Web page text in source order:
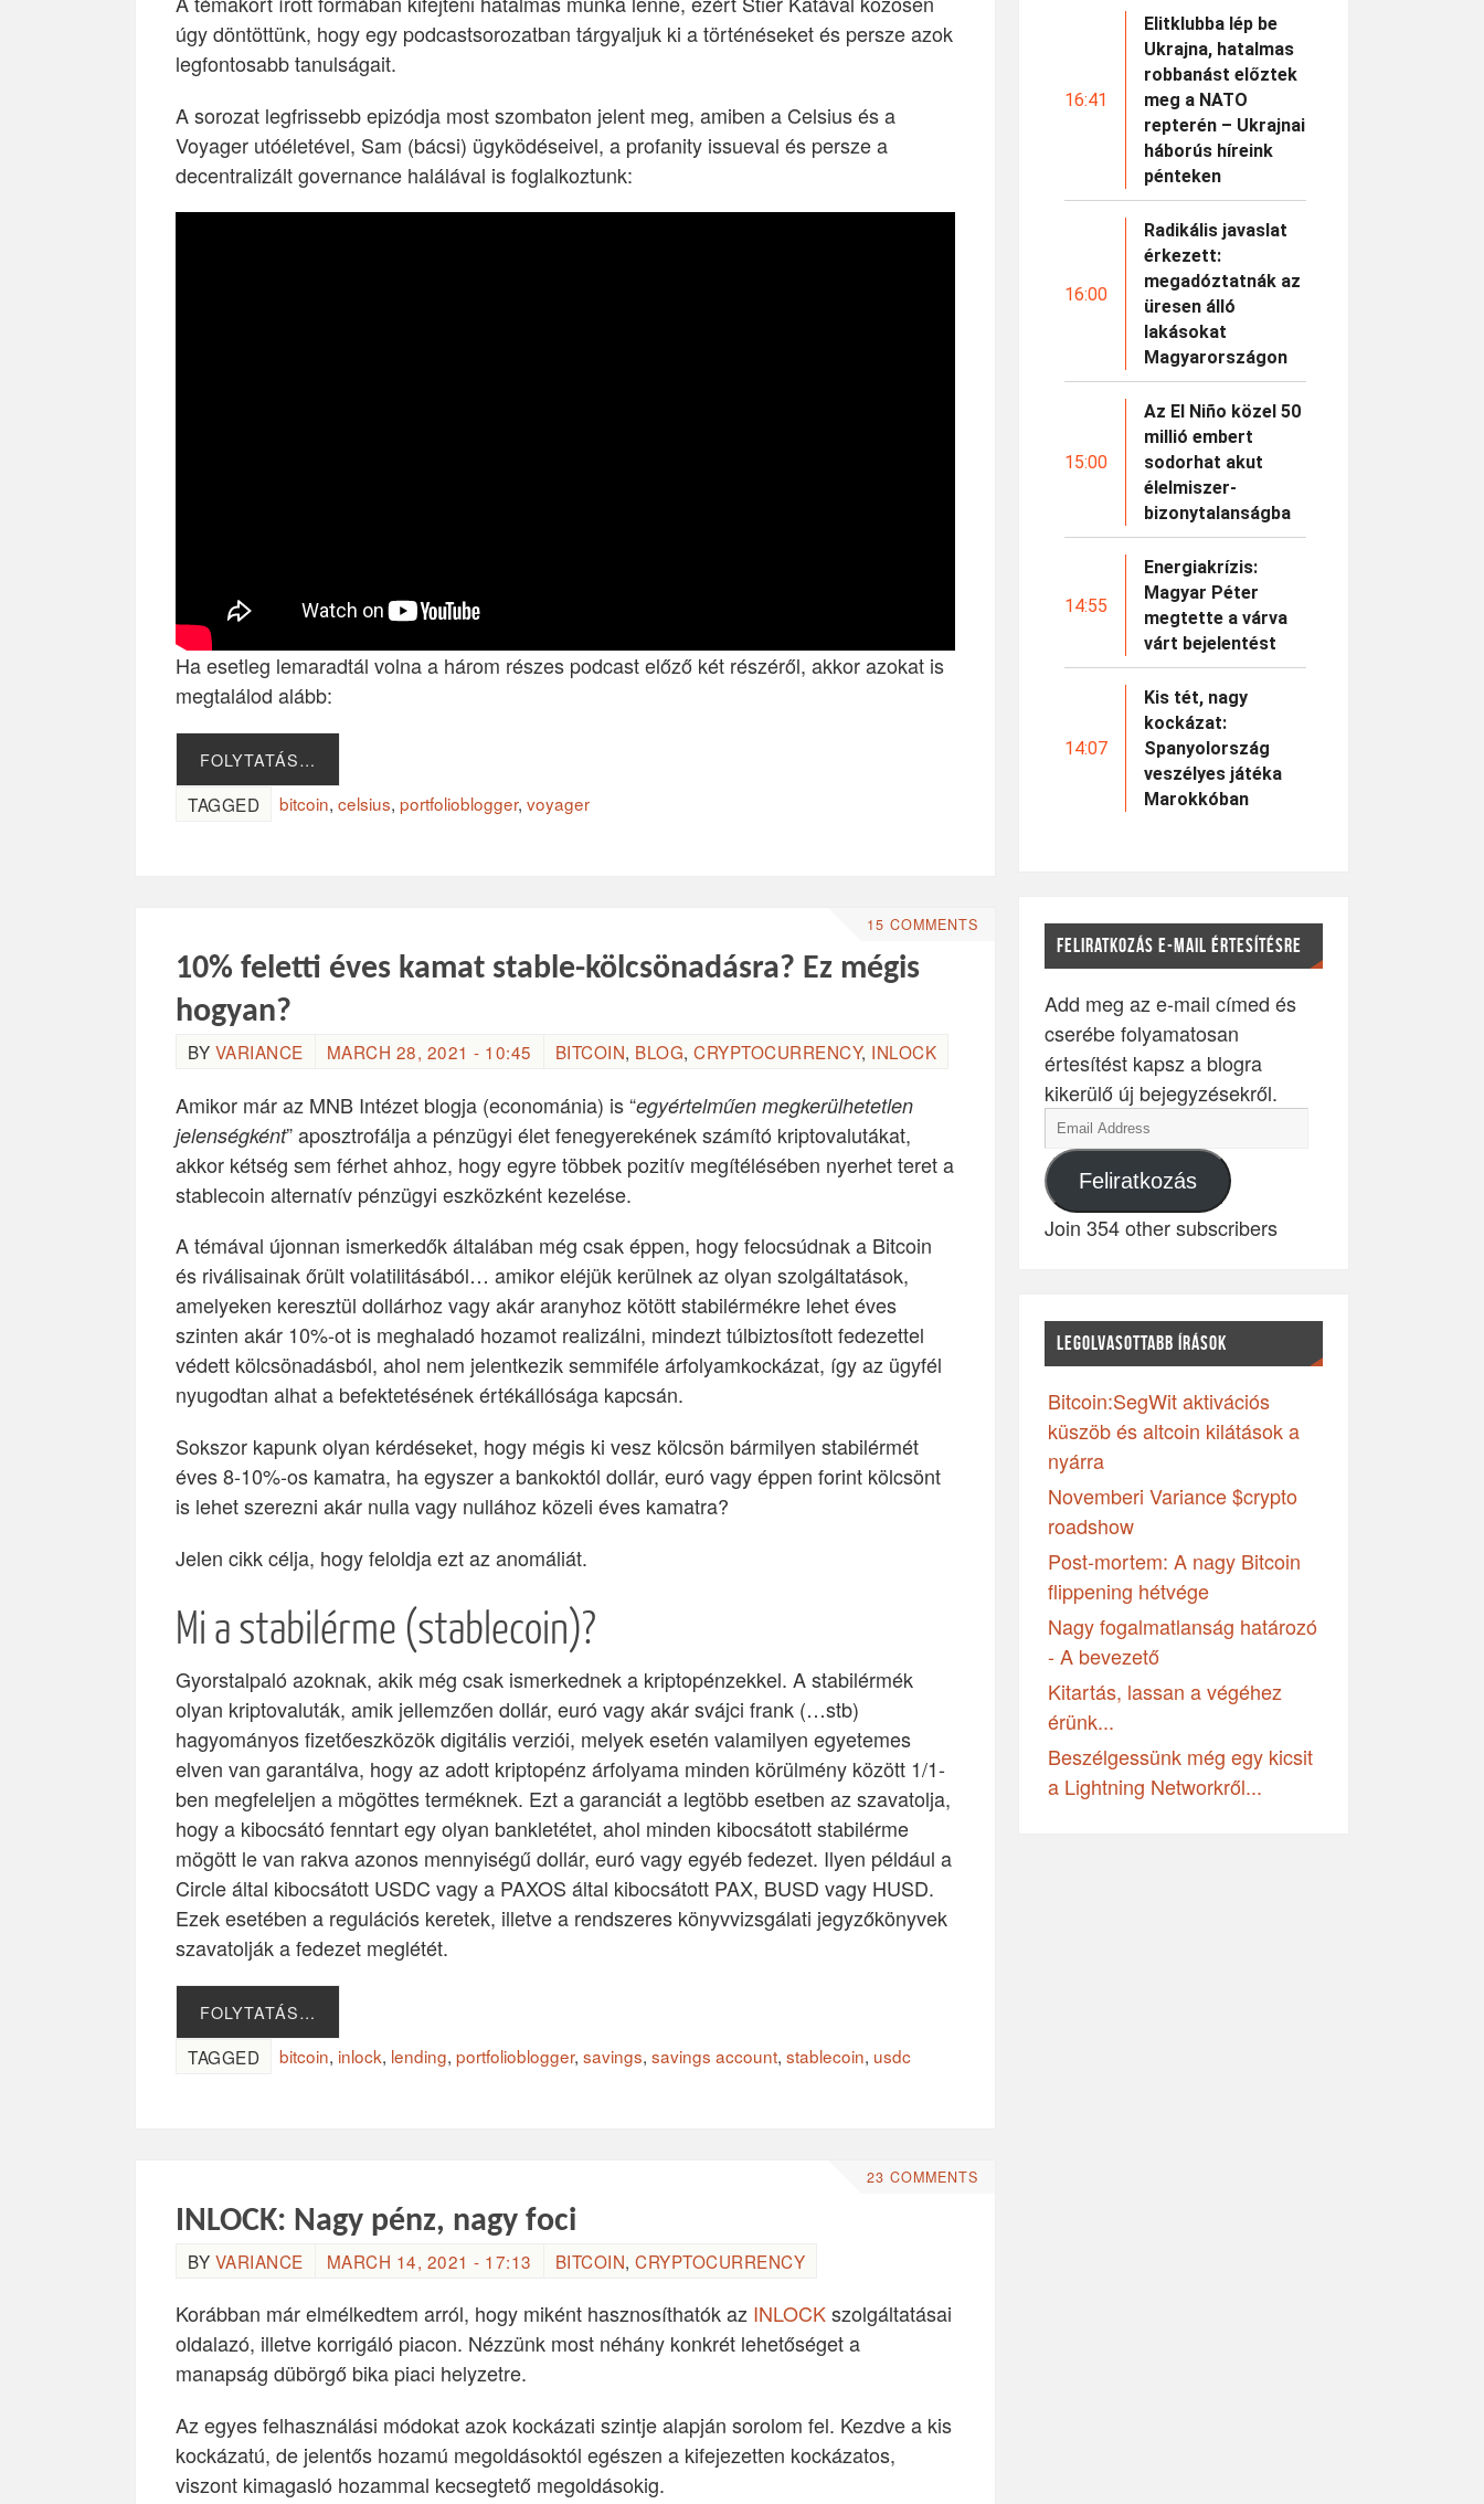
úgy döntöttünk, hogy egy podcastsorozatban tárgyaljuk ki a történéseket és persze azok
legfontosabb tanulságait.
A sorozat legfrissebb epizódja most szombaton jelent meg, amiben a Celsius és a
Voyager utóéletével, Sam (bácsi) ügyködéseivel, a profanity issueval és persze a
decentralizált governance halálával is foglalkoztunk:
Ha esetleg lemaradtál volna a három részes podcast előző két részéről, akkor azokat is
megtalálod alább:
FOLYTATÁS…
TAGGED bitcoin, celsius, portfolioblogger, voyager
15 COMMENTS
10% feletti éves kamat stable-kölcsönadásra? Ez mégis
hogyan?
BY VARIANCE MARCH 28, 2021 - 10:45 BITCOIN, BLOG, CRYPTOCURRENCY, INLOCK
Amikor már az MNB Intézet blogja (econománia) is “egyértelműen megkerülhetetlen
jelenségként” aposztrofálja a pénzügyi élet fenegyerekének számító kriptovalutákat,
akkor kétség sem férhet ahhoz, hogy egyre többek pozitív megítélésében nyerhet teret a
stablecoin alternatív pénzügyi eszközként kezelése.
A témával újonnan ismerkedők általában még csak éppen, hogy felocsúdnak a Bitcoin
és riválisainak őrült volatilitásából… amikor eléjük kerülnek az olyan szolgáltatások,
amelyeken keresztül dollárhoz vagy akár aranyhoz kötött stabilérmékre lehet éves
szinten akár 10%-ot is meghaladó hozamot realizálni, mindezt túlbiztosított fedezettel
védett kölcsönadásból, ahol nem jelentkezik semmiféle árfolyamkockázat, így az ügyfél
nyugodtan alhat a befektetésének értékállósága kapcsán.
Sokszor kapunk olyan kérdéseket, hogy mégis ki vesz kölcsön bármilyen stabilérmét
éves 8-10%-os kamatra, ha egyszer a bankoktól dollár, euró vagy éppen forint kölcsönt
is lehet szerezni akár nulla vagy nullához közeli éves kamatra?
Jelen cikk célja, hogy feloldja ezt az anomáliát.
Mi a stabilérme (stablecoin)?
Gyorstalpaló azoknak, akik még csak ismerkednek a kriptopénzekkel. A stabilérmék
olyan kriptovaluták, amik jellemzően dollár, euró vagy akár svájci frank (…stb)
hagyományos fizetőeszközök digitális verziói, melyek esetén valamilyen egyetemes
elven van garantálva, hogy az adott kriptopénz árfolyama minden körülmény között 1/1-
ben megfeleljen a mögöttes terméknek. Ezt a garanciát a legtöbb esetben az szavatolja,
hogy a kibocsátó fenntart egy olyan bankletétet, ahol minden kibocsátott stabilérme
mögött le van rakva azonos mennyiségű dollár, euró vagy egyéb fedezet. Ilyen például a
Circle által kibocsátott USDC vagy a PAXOS által kibocsátott PAX, BUSD vagy HUSD.
Ezek esetében a regulációs keretek, illetve a rendszeres könyvvizsgálati jegyzőkönyvek
szavatolják a fedezet meglétét.
FOLYTATÁS…
TAGGED bitcoin, inlock, lending, portfolioblogger, savings, savings account, stablecoin, usdc
23 COMMENTS
INLOCK: Nagy pénz, nagy foci
BY VARIANCE MARCH 14, 2021 - 17:13 BITCOIN, CRYPTOCURRENCY
Korábban már elmélkedtem arról, hogy miként hasznosíthatók az INLOCKszolgáltatásai
oldalazó, illetve korrigáló piacon. Nézzünk most néhány konkrét lehetőséget a
manapság dübörgő bika piaci helyzetre.
Az egyes felhasználási módokat azok kockázati szintje alapján sorolom fel. Kezdve a kis
kockázatú, de jelentős hozamú megoldásoktól egészen a kifejezetten kockázatos,
viszont kimagasló hozammal kecsegtető megoldásokig.
16:41
Elitklubba lép be
Ukrajna, hatalmas
robbanást előztek
meg a NATO
repterén – Ukrajnai
háborús híreink
pénteken
16:00
Radikális javaslat
érkezett:
megadóztatnák az
üresen álló
lakásokat
Magyarországon
15:00
Az El Niño közel 50
millió embert
sodorhat akut
élelmiszer-
bizonytalanságba
14:55
Energiakrízis:
Magyar Péter
megtette a várva
várt bejelentést
14:07
Kis tét, nagy
kockázat:
Spanyolország
veszélyes játéka
Marokkóban
FELIRATKOZÁS E-MAIL ÉRTESÍTÉSRE
Add meg az e-mail címed és
cserébe folyamatosan
értesítést kapsz a blogra
kikerülő új bejegyzésekről.
Feliratkozás
Join 354 other subscribers
LEGOLVASOTTABB ÍRÁSOK
Bitcoin:SegWit aktivációs
küszöb és altcoin kilátások a
nyárra
Novemberi Variance $crypto
roadshow
Post-mortem: A nagy Bitcoin
flippening hétvége
Nagy fogalmatlanság határozó
- A bevezető
Kitartás, lassan a végéhez
érünk...
Beszélgessünk még egy kicsit
a Lightning Networkről...